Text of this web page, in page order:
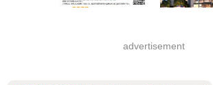
advertisement